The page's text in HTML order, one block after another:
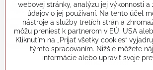
Články a blogy
Rady a návody
koikapre/?ref=hl
webovej stránky, analýzu jej výkonnosti a
údajov o jej používaní. Na tento účel
nástroje a služby tretích strán a
môžu preniesť k partnerom v EÚ, USA
Kliknutím na „Prijať všetky cookies“
týmto spracovaním. Nižšie môžete
informácie alebo upraviť svoje